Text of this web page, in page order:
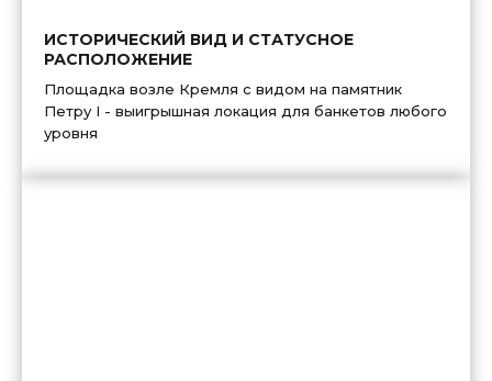
ИСТОРИЧЕСКИЙ ВИД И СТАТУСНОЕ
РАСПОЛОЖЕНИЕ
Площадка возле Кремля с видом на памятник
Петру I - выигрышная локация для банкетов любого
уровня